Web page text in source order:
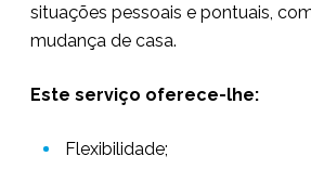
situações pessoais e pontuais,
mudança de casa.
Este serviço oferece-lhe:
Flexibilidade;